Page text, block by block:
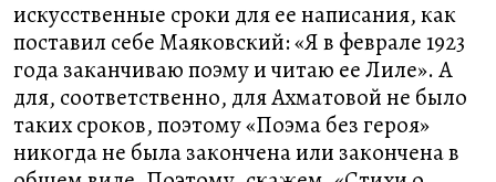
искусственные сроки для ее написания, как
поставил себе Маяковский: «Я в феврале 1923
года заканчиваю поэму и читаю ее Лиле». А
для, соответственно, для Ахматовой не было
таких сроков, поэтому «Поэма без героя»
никогда не была закончена или закончена в